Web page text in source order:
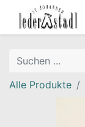
Alle Produkte